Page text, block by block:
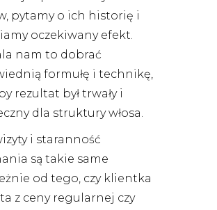
pytamy o ich historię i
oczekiwany efekt.
nam to dobrać
formułę i technikę,
rezultat był trwały i
dla struktury włosa.
i staranność
są takie same
od tego, czy klientka
z ceny regularnej czy